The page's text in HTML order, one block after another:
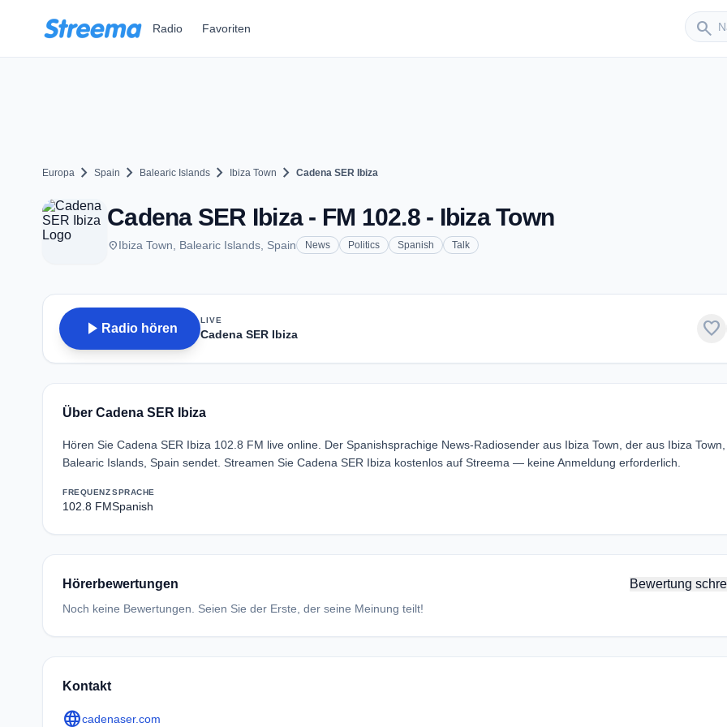
Radio Favoriten search
Europa chevron_right Spain chevron_right Balearic Islands chevron_right Ibiza Town chevron_right Cadena SER Ibiza
Cadena SER Ibiza - FM 102.8 - Ibiza Town
placeIbiza Town, Balearic Islands, Spain News Politics Spanish Talk
play_arrow Radio hören
LIVE
Cadena SER Ibiza favorite
Über Cadena SER Ibiza
Hören Sie Cadena SER Ibiza 102.8 FM live online. Der Spanishsprachige News-Radiosender aus Ibiza Town, der aus Ibiza Town,
Balearic Islands, Spain sendet. Streamen Sie Cadena SER Ibiza kostenlos auf Streema — keine Anmeldung erforderlich.
FREQUENZ
102.8 FM
SPRACHE
Spanish
Hörerbewertungen Bewertung
Noch keine Bewertungen. Seien Sie der Erste, der seine Meinung teilt!
Kontakt
languagecadenaser.com